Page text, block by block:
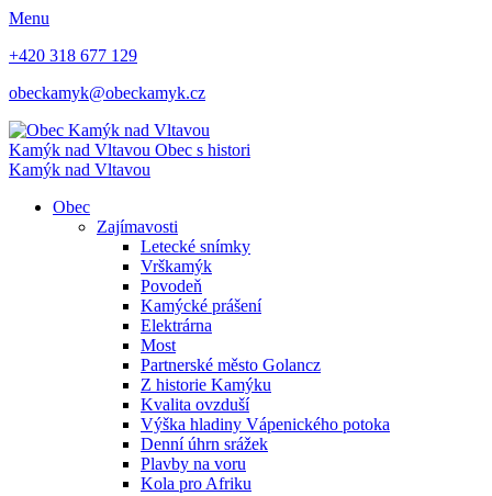
Menu
+420 318 677 129
obeckamyk@obeckamyk.cz
Kamýk nad Vltavou Obec s histori
Kamýk nad Vltavou
Obec
Zajímavosti
Letecké snímky
Vrškamýk
Povodeň
Kamýcké prášení
Elektrárna
Most
Partnerské město Golancz
Z historie Kamýku
Kvalita ovzduší
Výška hladiny Vápenického potoka
Denní úhrn srážek
Plavby na voru
Kola pro Afriku